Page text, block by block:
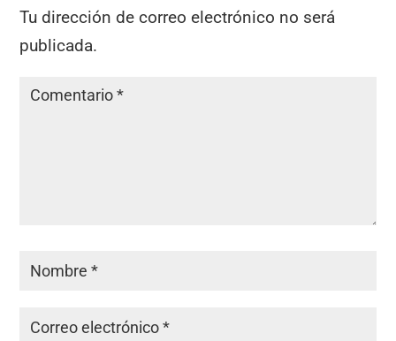
Tu dirección de correo electrónico no será
publicada.